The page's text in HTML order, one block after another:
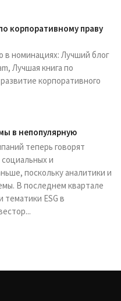
корпоративному праву
в номинациях: Лучший блог
Лучшая книга по
корпоративного
в непопулярную
теперь говорят
и
поскольку аналитики и
В последнем квартале
ESG в